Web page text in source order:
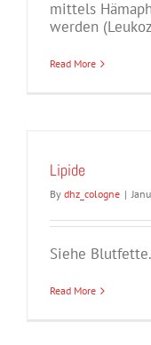
mittels
werden
Read More
Lipide
By dhz_cologne |
Siehe Blutfette.
Read More